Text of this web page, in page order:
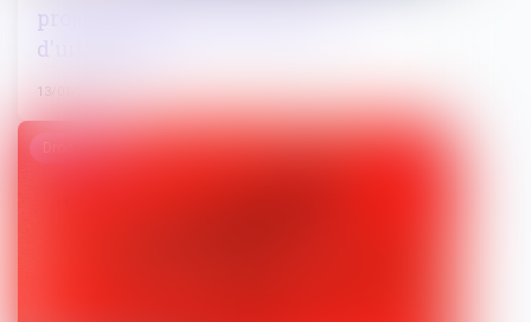
projets soumis à autorisation
d'urbanisme
13/01/2025
Droit pénal